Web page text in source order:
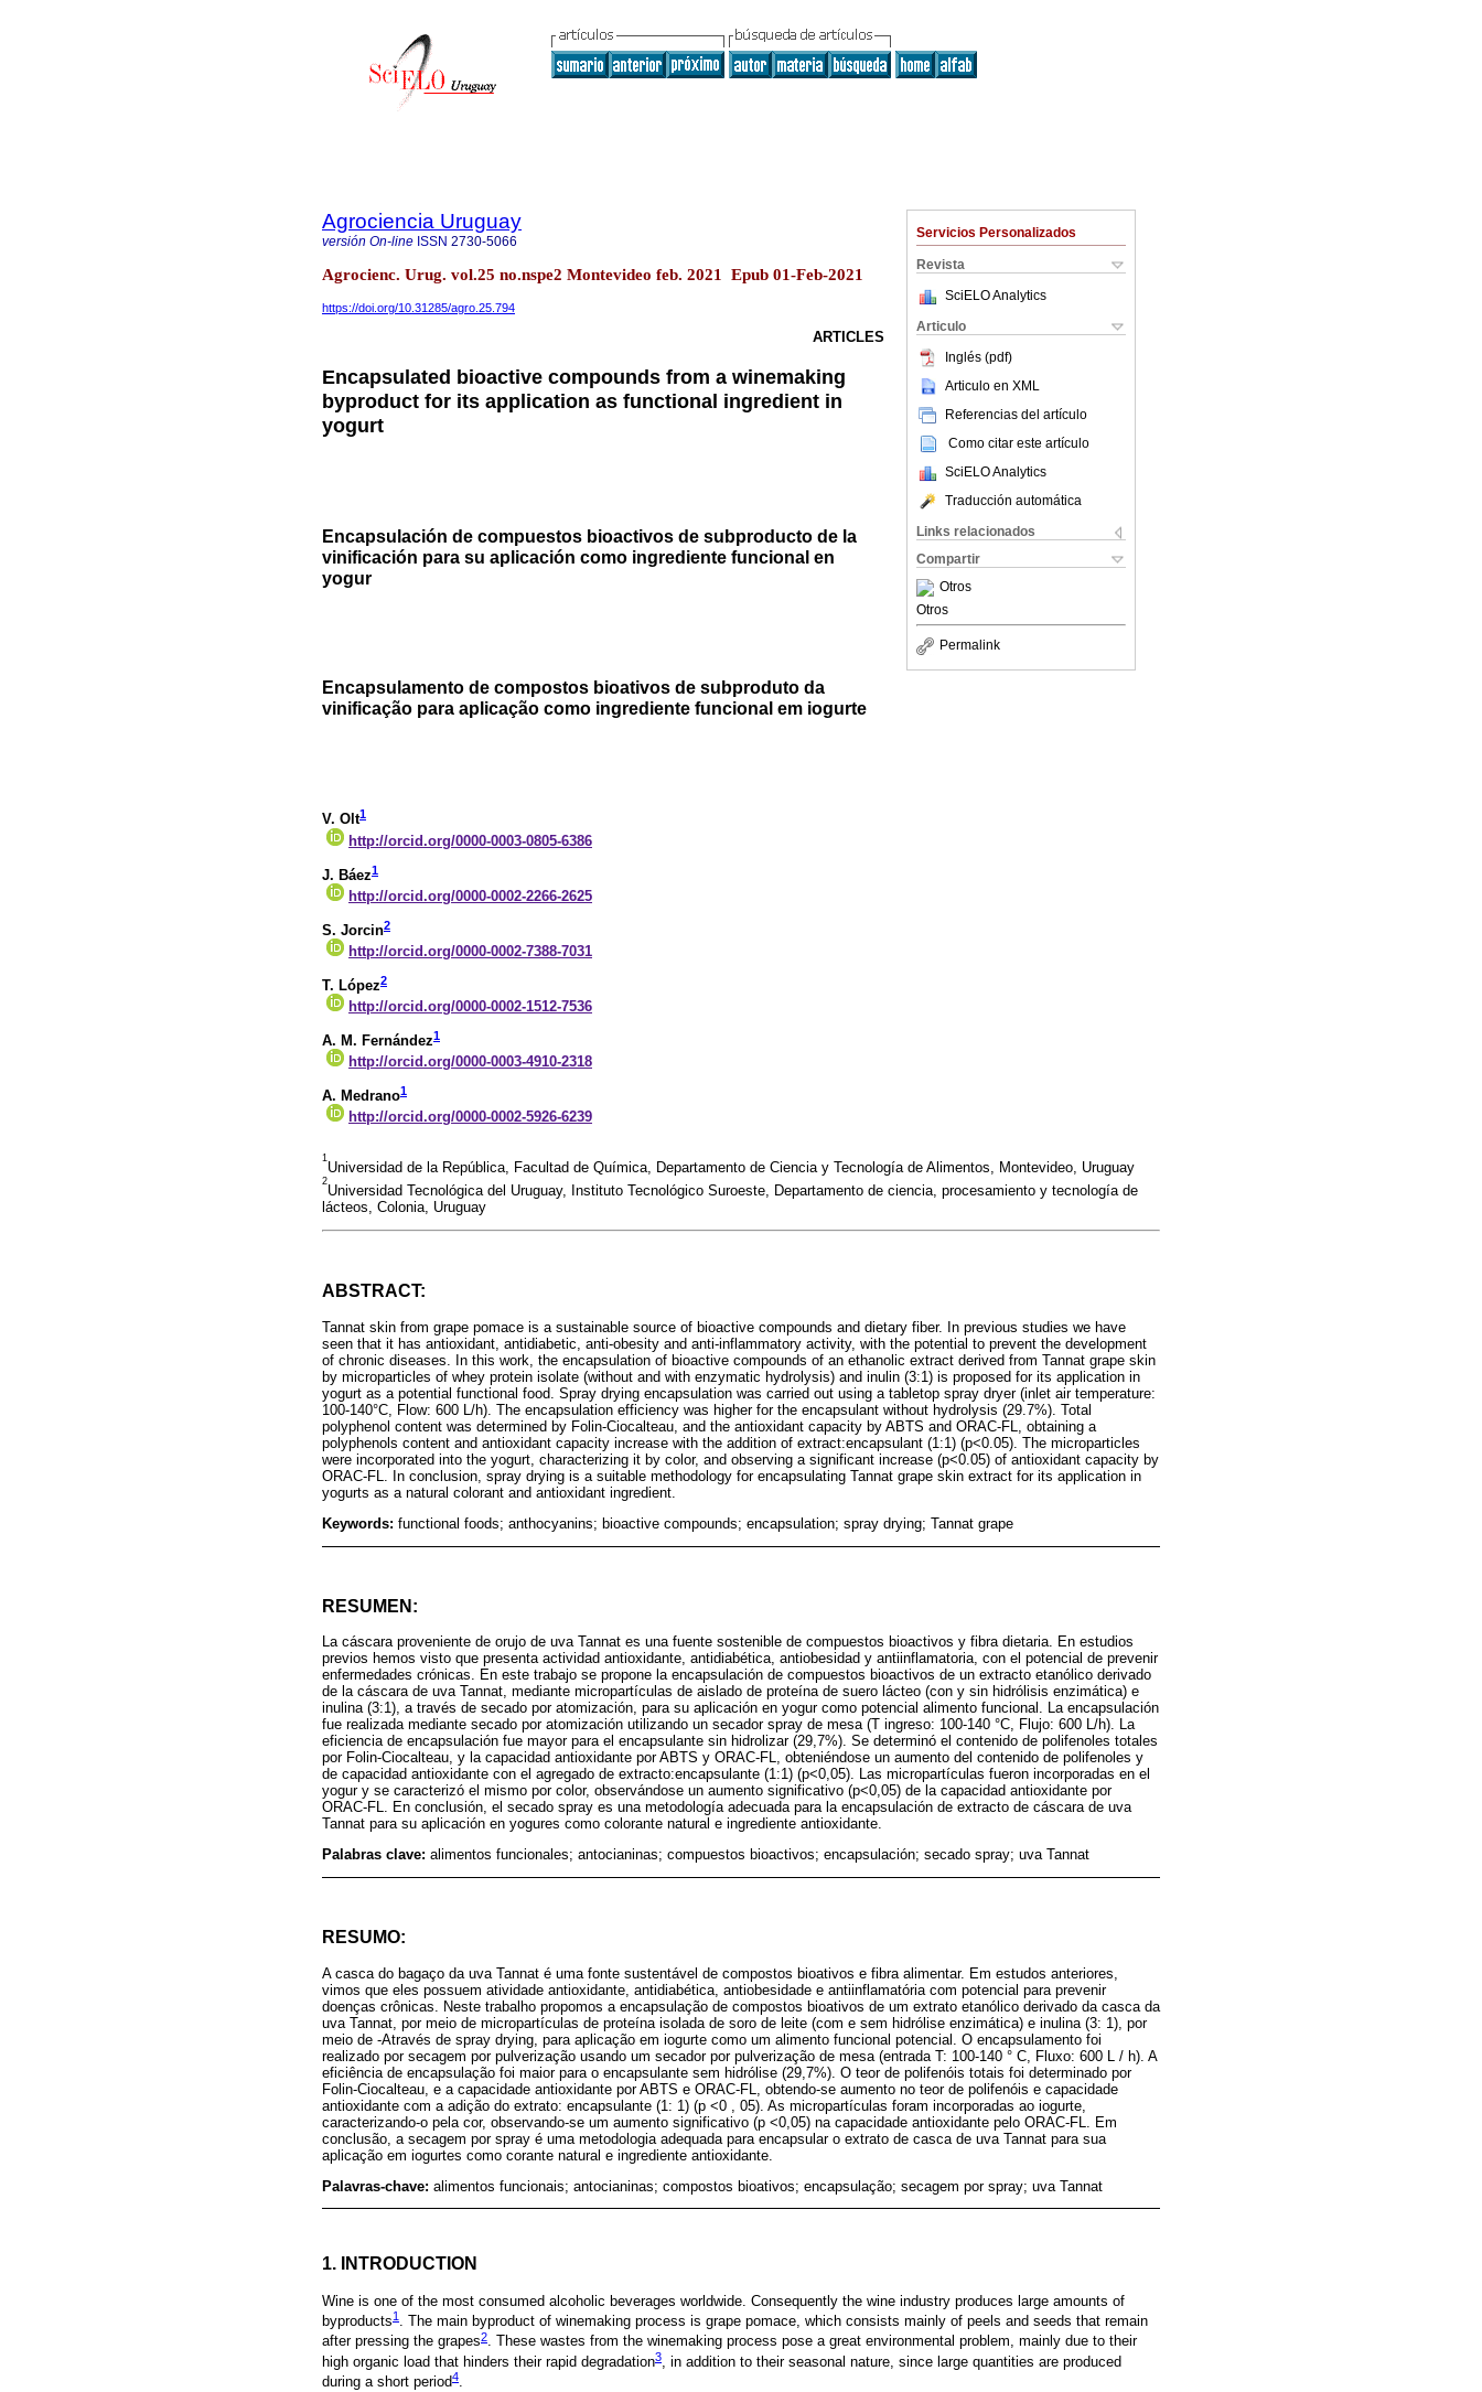
Servicios Personalizados
Revista
SciELO Analytics
Articulo
Inglés (pdf)
Articulo en XML
Referencias del artículo
Como citar este artículo
SciELO Analytics
Traducción automática
Links relacionados
Compartir
Otros
Otros
Permalink
Agrociencia Uruguay
versión On-line ISSN 2730-5066
Agrocienc. Urug. vol.25 no.nspe2 Montevideo feb. 2021 Epub 01-Feb-2021
https://doi.org/10.31285/agro.25.794
ARTICLES
Encapsulated bioactive compounds from a winemaking
byproduct for its application as functional ingredient in
yogurt
Encapsulación de compuestos bioactivos de subproducto de la
vinificación para su aplicación como ingrediente funcional en
yogur
Encapsulamento de compostos bioativos de subproduto da
vinificação para aplicação como ingrediente funcional em iogurte
V. Olt1
http://orcid.org/0000-0003-0805-6386
J. Báez1
http://orcid.org/0000-0002-2266-2625
S. Jorcin2
http://orcid.org/0000-0002-7388-7031
T. López2
http://orcid.org/0000-0002-1512-7536
A. M. Fernández1
http://orcid.org/0000-0003-4910-2318
A. Medrano1
http://orcid.org/0000-0002-5926-6239
1
Universidad de la República, Facultad de Química, Departamento de Ciencia y Tecnología de Alimentos, Montevideo, Uruguay
2
Universidad Tecnológica del Uruguay, Instituto Tecnológico Suroeste, Departamento de ciencia, procesamiento y tecnología de
lácteos, Colonia, Uruguay
ABSTRACT:
Tannat skin from grape pomace is a sustainable source of bioactive compounds and dietary fiber. In previous studies we have
seen that it has antioxidant, antidiabetic, anti-obesity and anti-inflammatory activity, with the potential to prevent the development
of chronic diseases. In this work, the encapsulation of bioactive compounds of an ethanolic extract derived from Tannat grape skin
by microparticles of whey protein isolate (without and with enzymatic hydrolysis) and inulin (3:1) is proposed for its application in
yogurt as a potential functional food. Spray drying encapsulation was carried out using a tabletop spray dryer (inlet air temperature:
100-140°C, Flow: 600 L/h). The encapsulation efficiency was higher for the encapsulant without hydrolysis (29.7%). Total
polyphenol content was determined by Folin-Ciocalteau, and the antioxidant capacity by ABTS and ORAC-FL, obtaining a
polyphenols content and antioxidant capacity increase with the addition of extract:encapsulant (1:1) (p<0.05). The microparticles
were incorporated into the yogurt, characterizing it by color, and observing a significant increase (p<0.05) of antioxidant capacity by
ORAC-FL. In conclusion, spray drying is a suitable methodology for encapsulating Tannat grape skin extract for its application in
yogurts as a natural colorant and antioxidant ingredient.
Keywords: functional foods; anthocyanins; bioactive compounds; encapsulation; spray drying; Tannat grape
RESUMEN:
La cáscara proveniente de orujo de uva Tannat es una fuente sostenible de compuestos bioactivos y fibra dietaria. En estudios
previos hemos visto que presenta actividad antioxidante, antidiabética, antiobesidad y antiinflamatoria, con el potencial de prevenir
enfermedades crónicas. En este trabajo se propone la encapsulación de compuestos bioactivos de un extracto etanólico derivado
de la cáscara de uva Tannat, mediante micropartículas de aislado de proteína de suero lácteo (con y sin hidrólisis enzimática) e
inulina (3:1), a través de secado por atomización, para su aplicación en yogur como potencial alimento funcional. La encapsulación
fue realizada mediante secado por atomización utilizando un secador spray de mesa (T ingreso: 100-140 °C, Flujo: 600 L/h). La
eficiencia de encapsulación fue mayor para el encapsulante sin hidrolizar (29,7%). Se determinó el contenido de polifenoles totales
por Folin-Ciocalteau, y la capacidad antioxidante por ABTS y ORAC-FL, obteniéndose un aumento del contenido de polifenoles y
de capacidad antioxidante con el agregado de extracto:encapsulante (1:1) (p<0,05). Las micropartículas fueron incorporadas en el
yogur y se caracterizó el mismo por color, observándose un aumento significativo (p<0,05) de la capacidad antioxidante por
ORAC-FL. En conclusión, el secado spray es una metodología adecuada para la encapsulación de extracto de cáscara de uva
Tannat para su aplicación en yogures como colorante natural e ingrediente antioxidante.
Palabras clave: alimentos funcionales; antocianinas; compuestos bioactivos; encapsulación; secado spray; uva Tannat
RESUMO:
A casca do bagaço da uva Tannat é uma fonte sustentável de compostos bioativos e fibra alimentar. Em estudos anteriores,
vimos que eles possuem atividade antioxidante, antidiabética, antiobesidade e antiinflamatória com potencial para prevenir
doenças crônicas. Neste trabalho propomos a encapsulação de compostos bioativos de um extrato etanólico derivado da casca da
uva Tannat, por meio de micropartículas de proteína isolada de soro de leite (com e sem hidrólise enzimática) e inulina (3: 1), por
meio de -Através de spray drying, para aplicação em iogurte como um alimento funcional potencial. O encapsulamento foi
realizado por secagem por pulverização usando um secador por pulverização de mesa (entrada T: 100-140 ° C, Fluxo: 600 L / h). A
eficiência de encapsulação foi maior para o encapsulante sem hidrólise (29,7%). O teor de polifenóis totais foi determinado por
Folin-Ciocalteau, e a capacidade antioxidante por ABTS e ORAC-FL, obtendo-se aumento no teor de polifenóis e capacidade
antioxidante com a adição do extrato: encapsulante (1: 1) (p <0 , 05). As micropartículas foram incorporadas ao iogurte,
caracterizando-o pela cor, observando-se um aumento significativo (p <0,05) na capacidade antioxidante pelo ORAC-FL. Em
conclusão, a secagem por spray é uma metodologia adequada para encapsular o extrato de casca de uva Tannat para sua
aplicação em iogurtes como corante natural e ingrediente antioxidante.
Palavras-chave: alimentos funcionais; antocianinas; compostos bioativos; encapsulação; secagem por spray; uva Tannat
1. INTRODUCTION
Wine is one of the most consumed alcoholic beverages worldwide. Consequently the wine industry produces large amounts of
byproducts1 . The main byproduct of winemaking process is grape pomace, which consists mainly of peels and seeds that remain
after pressing the grapes2. These wastes from the winemaking process pose a great environmental problem, mainly due to their
high organic load that hinders their rapid degradation3
, in addition to their seasonal nature, since large quantities are produced
during a short period4.